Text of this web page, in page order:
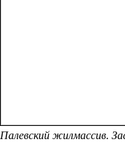
Палевский жилмассив.